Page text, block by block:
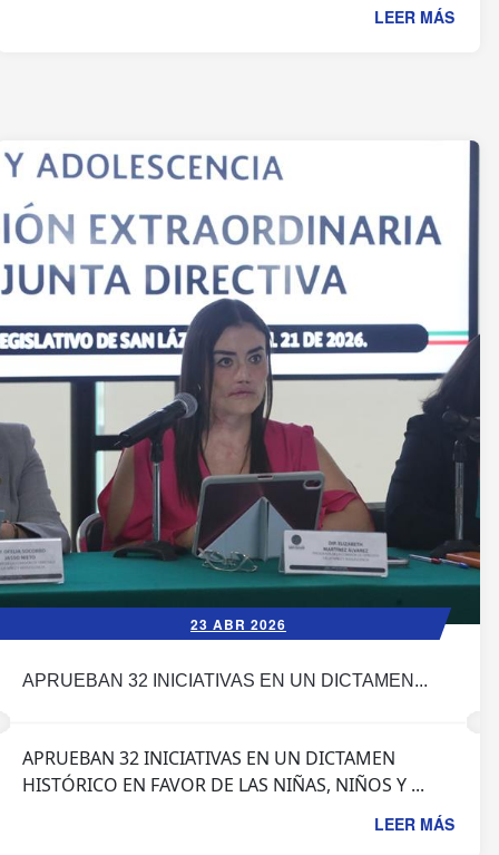
LEER MÁS
23 ABR 2026
APRUEBAN 32 INICIATIVAS EN UN DICTAMEN...
APRUEBAN 32 INICIATIVAS EN UN DICTAMEN
HISTÓRICO EN FAVOR DE LAS NIÑAS, NIÑOS Y ...
LEER MÁS